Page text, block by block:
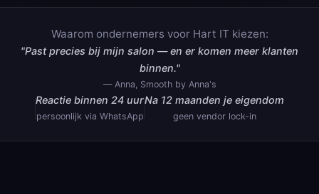
Waarom ondernemers voor Hart IT kiezen:
"Past precies bij mijn salon — en er komen meer klanten
binnen."
— Anna, Smooth by Anna's
Reactie binnen 24 uur
persoonlijk via WhatsApp
Na 12 maanden je eigendom
geen vendor lock-in